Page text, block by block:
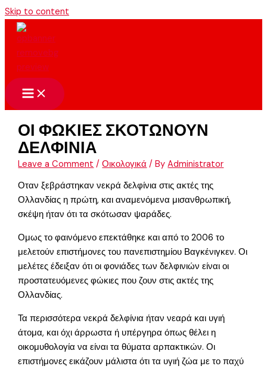
Skip to content
ΟΙ ΦΩΚΙΕΣ ΣΚΟΤΩΝΟΥΝ
ΔΕΛΦΙΝΙΑ
Leave a Comment /Οικολογικά / ByAdministrator
Οταν ξεβράστηκαν νεκρά δελφίνια στις ακτές της
Ολλανδίας η πρώτη, και αναμενόμενα μισανθρωπική,
σκέψη ήταν ότι τα σκότωσαν ψαράδες.
Ομως το φαινόμενο επεκτάθηκε και από το 2006 το
μελετούν επιστήμονες του πανεπιστημίου Βαγκένιγκεν. Οι
μελέτες έδειξαν ότι οι φονιάδες των δελφινιών είναι οι
προστατευόμενες φώκιες που ζουν στις ακτές της
Ολλανδίας.
Τα περισσότερα νεκρά δελφίνια ήταν νεαρά και υγιή
άτομα, και όχι άρρωστα ή υπέργηρα όπως θέλει η
οικομυθολογία να είναι τα θύματα αρπακτικών. Οι
επιστήμονες εικάζουν μάλιστα ότι τα υγιή ζώα με το παχύ